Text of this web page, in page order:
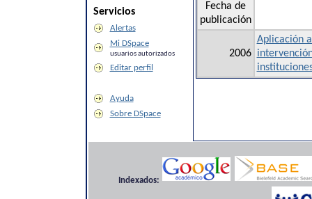
Servicios
Alertas
Mi DSpace
usuarios autorizados
Editar perfil
Ayuda
Sobre DSpace
Fecha de
publicación
2006
Aplicación
Indexados: